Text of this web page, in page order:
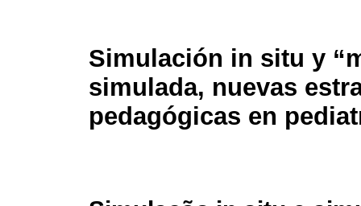
Simulación in situ y
simulada, nuevas
pedagógicas en